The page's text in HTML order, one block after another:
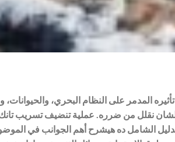
المدمر على النظام البحري،
نقلل من ضرره. عملية تنضيف تسريب
الشامل ده هيشرح أهم الجوانب في